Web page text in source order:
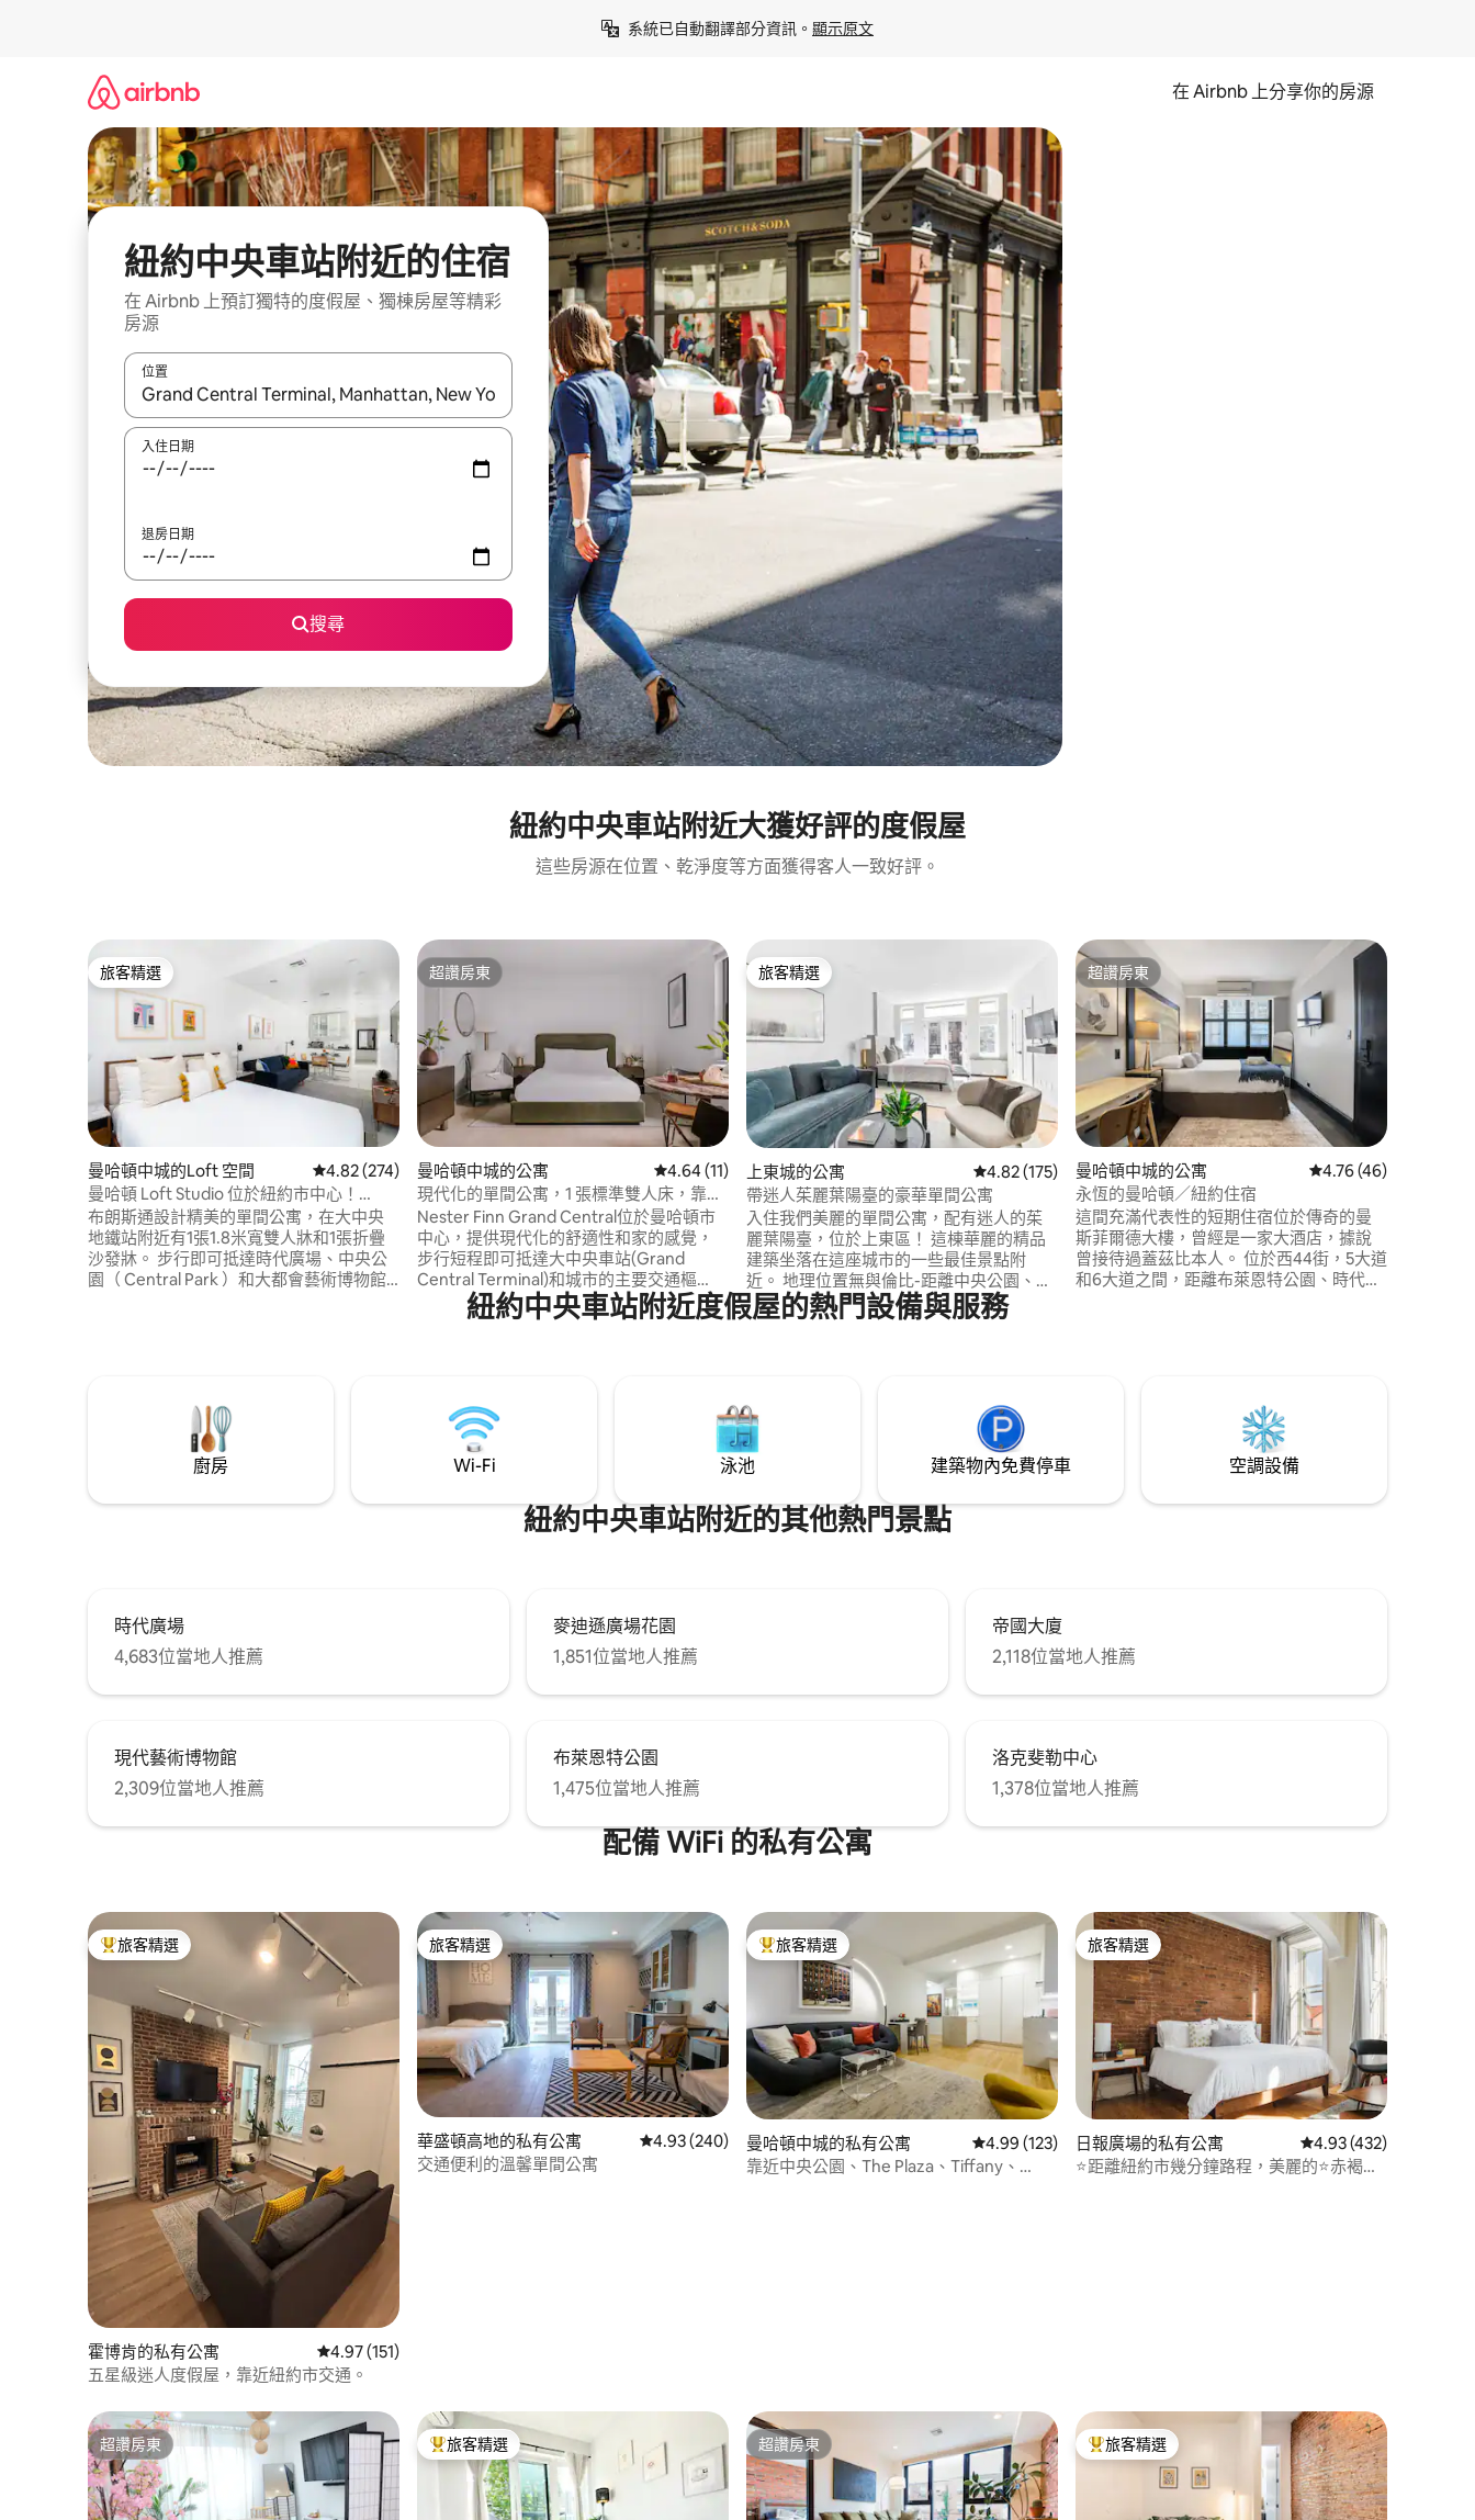
系統已自動翻譯部分資訊。 顯示原文
在 Airbnb 上分享你的房源
紐約中央車站附近的住宿
在 Airbnb 上預訂獨特的度假屋、獨棟房屋等精彩
房源
位置
如有搜尋結果，瀏覽內容時請使用上下箭頭，或輕點、滑動裝置。
入住日期
退房日期
搜尋
紐約中央車站附近大獲好評的度假屋
這些房源在位置、乾淨度等方面獲得客人一致好評。
旅客精選
旅客精選
曼哈頓中城的Loft 空間 從 274 則評價中獲得 4.82 的平均評分（滿分 5 分）
4.82 (274)
曼哈頓 Loft Studio 位於紐約市中心！
#3303
布朗斯通設計精美的單間公寓，在大中央
地鐵站附近有1張1.8米寬雙人牀和1張折疊
沙發牀。 步行即可抵達時代廣場、中央公
園（ Central Park ）和大都會藝術博物館
超讚房東
超讚房東
曼哈頓中城的公寓 從 11 則評價中獲得 4.64 的平均評分（滿分 5 分）
4.64 (11)
現代化的單間公寓，1 張標準雙人床，靠近
大中央車站
Nester Finn Grand Central位於曼哈頓市
中心，提供現代化的舒適性和家的感覺，
步行短程即可抵達大中央車站(Grand
Central Terminal)和城市的主要交通樞
紐。房源提供一系列翻新的公寓，包括套
房公寓和一房公寓。每個空間的設計都注
旅客精選
旅客精選
上東城的公寓 從 175 則評價中獲得 4.82 的平均評分（滿分 5 分）
4.82 (175)
帶迷人茱麗葉陽臺的豪華單間公寓
入住我們美麗的單間公寓，配有迷人的茱
麗葉陽臺，位於上東區！ 這棟華麗的精品
建築坐落在這座城市的一些最佳景點附
近。 地理位置無與倫比-距離中央公園、公
園大道和第五大道僅幾分鐘路程！
Bloomingdale's距離這裡只有一個街區，還
超讚房東
超讚房東
曼哈頓中城的公寓 從 46 則評價中獲得
4.76 (46)
永恆的曼哈頓／紐約住宿
這間充滿代表性的短期住宿位於傳奇的曼
斯菲爾德大樓，曾經是一家大酒店，據說
曾接待過蓋茲比本人。 位於西44街，5大道
和6大道之間，距離布萊恩特公園、時代廣
紐約中央車站附近度假屋的熱門設備與服務
廚房 Wi-Fi 泳池 建築物內免費停車 空調設備
紐約中央車站附近的其他熱門景點
時代廣場
4,683位當地人推薦
麥迪遜廣場花園
1,851位當地人推薦
帝國大廈
2,118位當地人推薦
現代藝術博物館
2,309位當地人推薦
布萊恩特公園
1,475位當地人推薦
洛克斐勒中心
1,378位當地人推薦
配備 WiFi 的私有公寓
旅客精選榜首
旅客精選
霍博肯的私有公寓 從 151 則評價中獲得 4.97 的平均評分（滿分 5 分）
4.97 (151)
五星級迷人度假屋，靠近紐約市交通。
旅客精選
旅客精選
華盛頓高地的私有公寓 從 240 則評價中獲得 4.93 的平均評分（滿分 5 分）
4.93 (240)
交通便利的溫馨單間公寓
旅客精選榜首
旅客精選
曼哈頓中城的私有公寓 從 123 則評價中獲得 4.99 的平均評分（滿分 5 分）
4.99 (123)
靠近中央公園、The Plaza、Tiffany、
旅客精選
旅客精選
日報廣場的私有公寓 從 432 則評價中獲得
4.93 (432)
⭐距離紐約市幾分鐘路程，美麗的⭐赤褐色
超讚房東
超讚房東 旅客精選榜首
旅客精選 超讚房東
超讚房東 旅客精選榜首
旅客精選